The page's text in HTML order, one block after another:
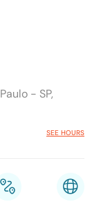
- SP,
SEE HOURS